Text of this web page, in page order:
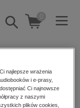
Pokaż/schowaj
wyszukiwarkę
0
najlepsze wrażenia
i e-prasy,
Ci najnowsze
z naszymi
plików cookies,